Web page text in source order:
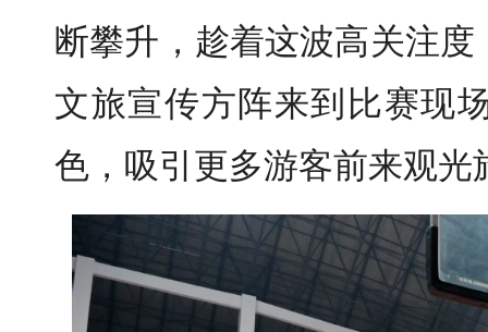
断攀升，趁着这波高关注
文旅宣传方阵来到比赛现
色，吸引更多游客前来观光